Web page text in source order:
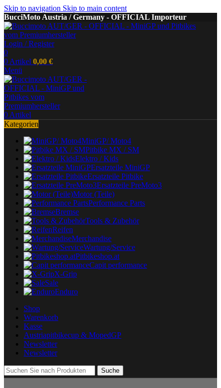
Skip to navigation Skip to main content
BucciMoto Austria / Germany - OFFICIAL Importeur
Login / Register
0
0 Artikel 0,00 €
Menü
0 Artikel
Kategorien
MiniGP/ Moto4
Pitbike MX / SM
Elektro / Kids
Ersatzteile MiniGP
Ersatzteile Pitbike
Ersatzteile PreMoto3
Motor (Teile)
Performance Parts
Bremse
Tools & Zubehör
Reifen
Merchandise
Wartung/Service
Pitbikeshop.at
Capit performance
X-Grip
Sale
Enduro
Shop
Warenkorb
Kasse
Austriapitbikecup & MopedGP
Newsletter
Newsletter
Suche